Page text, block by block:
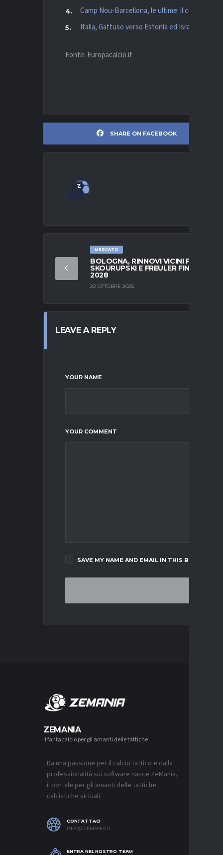
Camp Nou-Barcellona, le ultime: il comunicato
Italia, Gattuso verso Estonia ed Israele: “Non
Fonte: Europacalcio.it
SHARE ON FACEBOOK
MERCATO
BOLOGNA, RINNOVI VICINI PER
SKOURUPSKI E FREULER FINO AL
2028
22 OTTOBRE 2025
LEAVE A REPLY
YOUR NAME
YOUR COMMENT
SAVE MY NAME AND EMAIL IN THIS BROWSER
ZEMANIA
Il fantacalcio per gli amanti delle tattiche
Da una passione per il calcio tattico e dalla
professionalità sui software nasce ZeMania,
il portale per gli amanti delle tattiche
calcistiche virtuali.
CONTATTACI
INFO@ZEMANIA.IT
ENTRA NEL NOSTRO TEAM